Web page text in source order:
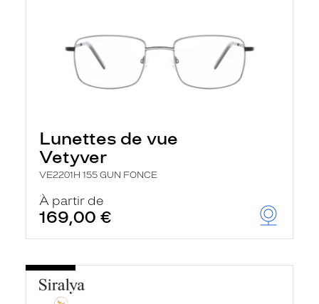
Lunettes de vue
Vetyver
VE2201H 155 GUN FONCE
À partir de
169,00 €